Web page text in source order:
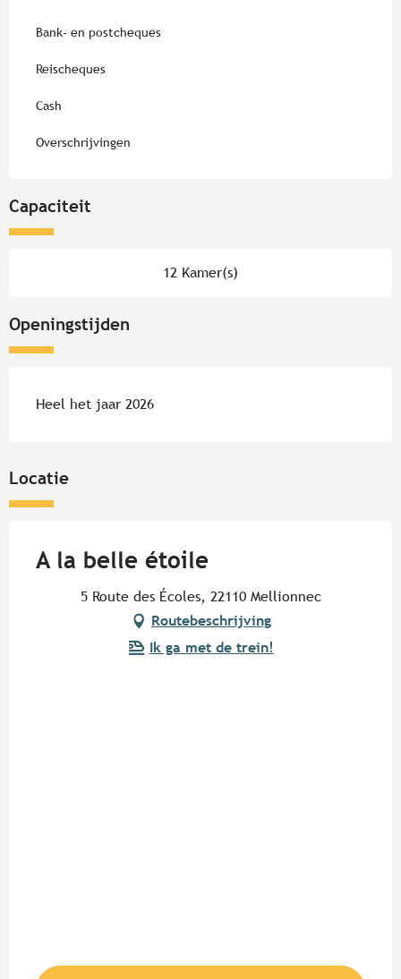
Bank- en postcheques
Reischeques
Cash
Overschrijvingen
Capaciteit
12 Kamer(s)
Openingstijden
Heel het jaar 2026
Locatie
A la belle étoile
5 Route des Écoles, 22110 Mellionnec
Routebeschrijving
Ik ga met de trein!